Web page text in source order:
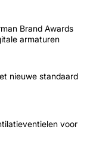
Brand Awards
armaturen
nieuwe standaard
voor